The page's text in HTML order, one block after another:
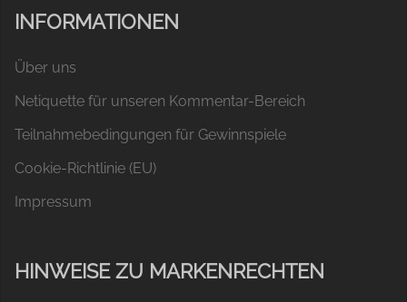
INFORMATIONEN
Über uns
Netiquette für unseren Kommentar-Bereich
Teilnahmebedingungen für Gewinnspiele
Cookie-Richtlinie (EU)
Impressum
HINWEISE ZU MARKENRECHTEN